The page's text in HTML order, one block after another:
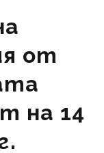
от
на 14